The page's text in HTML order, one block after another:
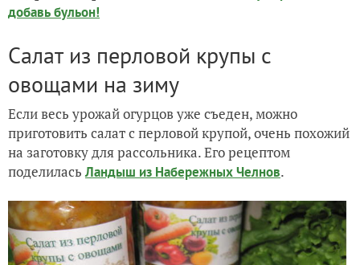
добавь бульон!
Салат из перловой крупы с
овощами на зиму
Если весь урожай огурцов уже съеден, можно
приготовить салат с перловой крупой, очень похожий
на заготовку для рассольника. Его рецептом
поделиласьЛандыш из Набережных Челнов.